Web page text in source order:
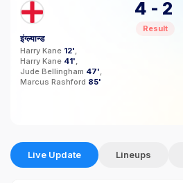
इंग्ल्यान्ड
Harry Kane 12'
Harry Kane 41'
Jude Bellingham 47'
Marcus Rashford 85'
4 - 2
Result
Live Update Lineups